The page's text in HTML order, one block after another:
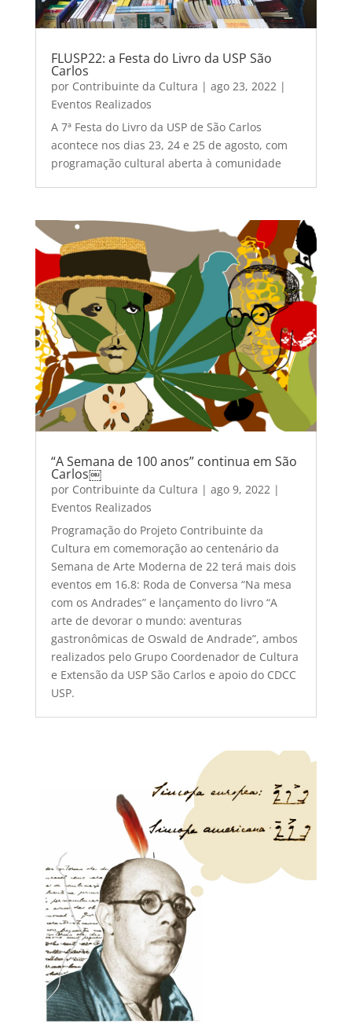
FLUSP22: a Festa do Livro da USP São
Carlos
por Contribuinte da Cultura | ago 23, 2022|
Eventos Realizados
A 7ª Festa do Livro da USP de São Carlos
acontece nos dias 23, 24 e 25 de agosto, com
programação cultural aberta à comunidade
“A Semana de 100 anos” continua em São
Carlos￼
por Contribuinte da Cultura | ago 9, 2022|
Eventos Realizados
Programação do Projeto Contribuinte da
Cultura em comemoração ao centenário da
Semana de Arte Moderna de 22 terá mais dois
eventos em 16.8: Roda de Conversa “Na mesa
com os Andrades” e lançamento do livro “A
arte de devorar o mundo: aventuras
gastronômicas de Oswald de Andrade”, ambos
realizados pelo Grupo Coordenador de Cultura
e Extensão da USP São Carlos e apoio do CDCC
USP.